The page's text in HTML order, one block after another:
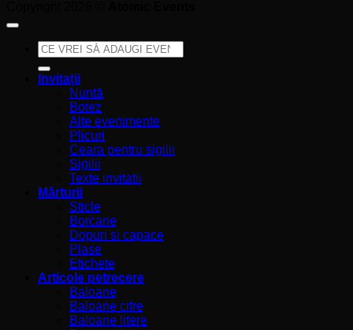
Caută
după:
Invitații
Nuntă
Botez
Alte evenimente
Plicuri
Ceara pentru sigilii
Sigilii
Texte invitatii
Mărturii
Sticle
Borcane
Dopuri si capace
Plase
Etichete
Articole petrecere
Baloane
Baloane cifre
Baloane litere